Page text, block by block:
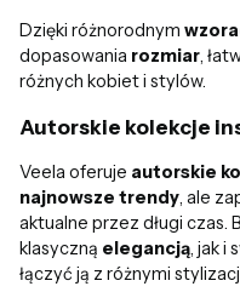
Dzięki różnorodnym
dopasowania rozmiar,
różnych kobiet i stylów.
Autorskie kolekcje
Veela oferuje autorskie
najnowsze trendy, ale
aktualne przez długi czas.
klasyczną elegancją, jak i
łączyć ją z różnymi